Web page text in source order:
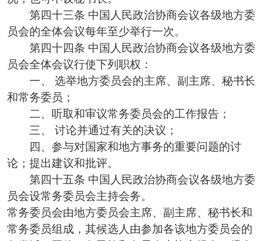
第四十三条 中国人民政治协商会议各级地方委
员会的全体会议每年至少举行一次。
第四十四条 中国人民政治协商会议各级地方委
员会全体会议行使下列职权：
一、 选举地方委员会的主席、副主席、秘书长
和常务委员；
二、听取和审议常务委员会的工作报告；
三、 讨论并通过有关的决议；
四、参与对国家和地方事务的重要问题的讨
论；提出建议和批评。
第四十五条 中国人民政治协商会议各级地方委
员会设常务委员会主持会务。
常务委员会由地方委员会主席、副主席、秘书长和
常务委员组成，其候选人由参加各该地方委员会的